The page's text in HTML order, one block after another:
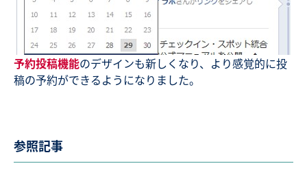
予約投稿機能のデザインも新しくなり、より感覚的に投
稿の予約ができるようになりました。
参照記事